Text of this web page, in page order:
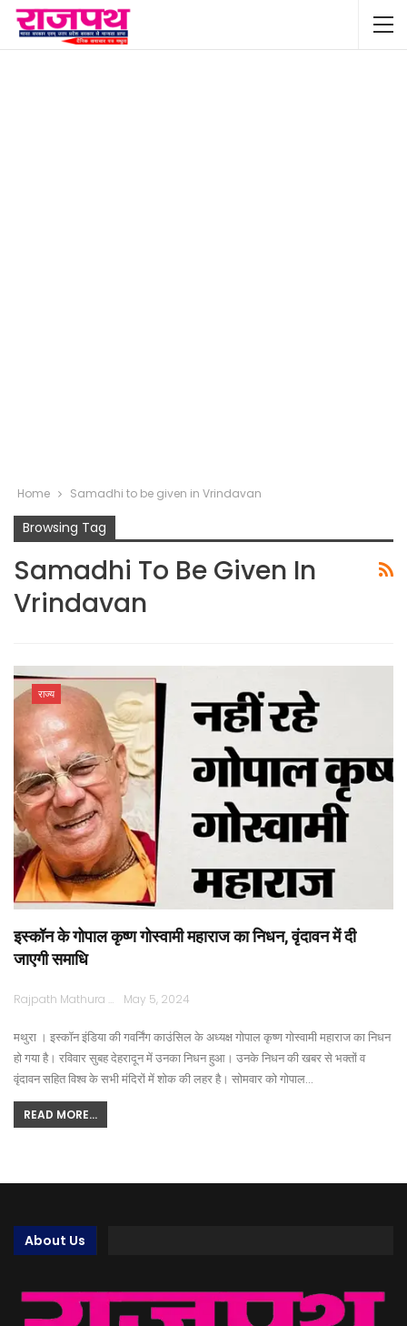
Home Samadhi to be given in Vrindavan
Browsing Tag
Samadhi To Be Given In
Vrindavan
राज्य
इस्कॉन के गोपाल कृष्ण गोस्वामी महाराज का निधन, वृंदावन में दी
जाएगी समाधि
Rajpath Mathura May 5, 2024
मथुरा । इस्कॉन इंडिया की गवर्निंग काउंसिल के अध्यक्ष गोपाल कृष्ण गोस्वामी महाराज का निधन
हो गया है। रविवार सुबह देहरादून में उनका निधन हुआ। उनके निधन की खबर से भक्तों व
वृंदावन सहित विश्व के सभी मंदिरों में शोक की लहर है। सोमवार को गोपाल…
READ MORE...
About Us